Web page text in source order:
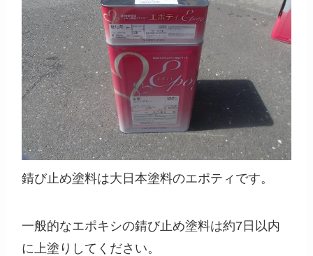
錆び止め塗料は大日本塗料のエポティです。
一般的なエポキシの錆び止め塗料は約7日以内
に上塗りしてください。